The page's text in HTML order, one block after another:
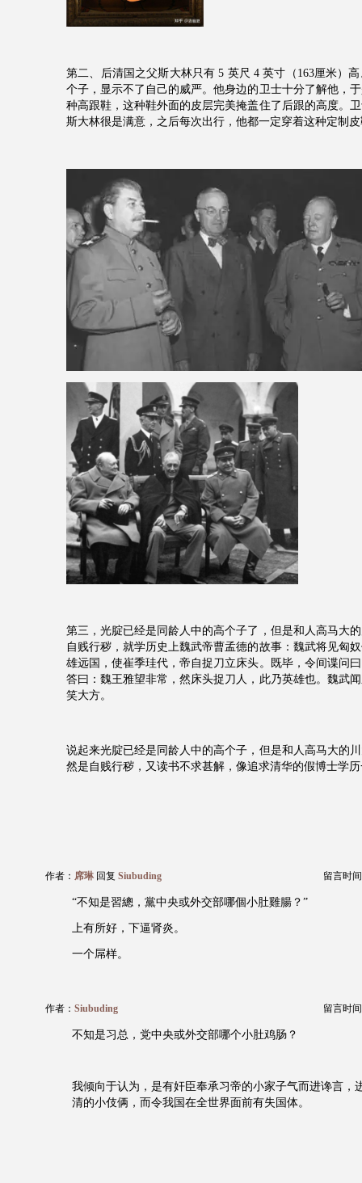
第二、后清国之父斯大林只有 5 英尺 4 英寸（163厘米）
个子，显示不了自己的威严。他身边的卫士十分了解他，
种高跟鞋，这种鞋外面的皮层完美掩盖住了后跟的高度。
斯大林很是满意，之后每次出行，他都一定穿着这种定制
第三，光腚已经是同龄人中的高个子了，但是和人高马大
自贱行秽，就学历史上魏武帝曹孟德的故事：魏武将见匈
雄远国，使崔季珪代，帝自捉刀立床头。既毕，令间谍问
答曰：魏王雅望非常，然床头捉刀人，此乃英雄也。魏武
笑大方。
说起来光腚已经是同龄人中的高个子，但是和人高马大的
然是自贱行秽，又读书不求甚解，像追求清华的假博士学
作者： 席琳 回复 Siubuding 留言时
“不知是習總，黨中央或外交部哪個小肚雞腸？”
上有所好，下逼肾炎。
一个屌样。
作者： Siubuding 留言时
不知是习总，党中央或外交部哪个小肚鸡肠？
我倾向于认为，是有奸臣奉承习帝的小家子气而进谗言，
清的小伎俩，而令我国在全世界面前有失国体。